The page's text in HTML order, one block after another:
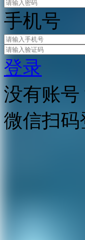
手机号
登录
没有账号
微信扫码